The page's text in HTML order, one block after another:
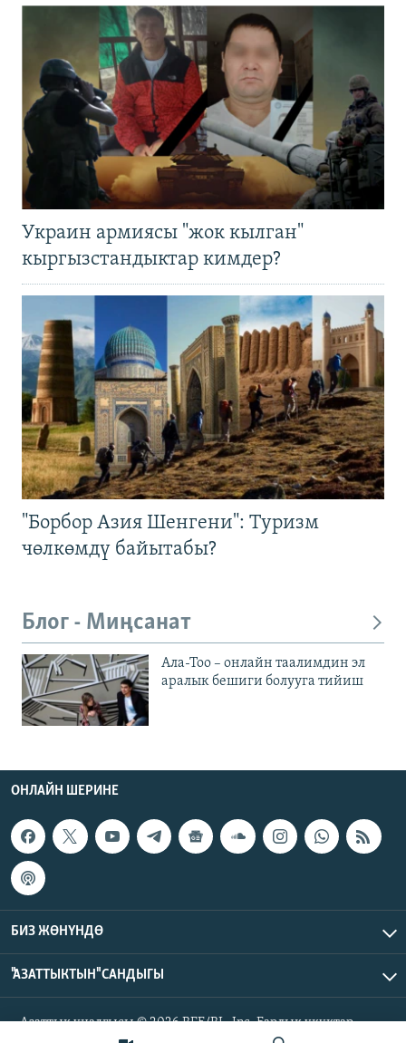
Украин армиясы "жок кылган"
кыргызстандыктар кимдер?
"Борбор Азия Шенгени": Туризм
чөлкөмдү байытабы?
Блог - Миңсанат
Ала-Тоо – онлайн таалимдин эл
аралык бешиги болууга тийиш
ОНЛАЙН ШЕРИНЕ
БИЗ ЖӨНҮНДӨ
"АЗАТТЫКТЫН" САНДЫГЫ
Азаттык үналгысы © 2026 RFE/RL, Inc. Бардык укуктар